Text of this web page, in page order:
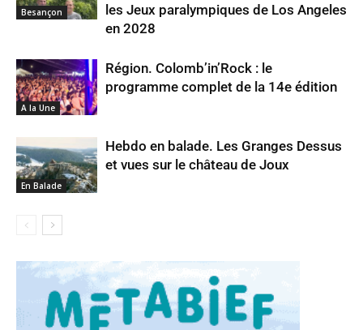
Besançon
les Jeux paralympiques de Los Angeles
en 2028
A la Une
Région. Colomb’in’Rock : le
programme complet de la 14e édition
En Balade
Hebdo en balade. Les Granges Dessus
et vues sur le château de Joux